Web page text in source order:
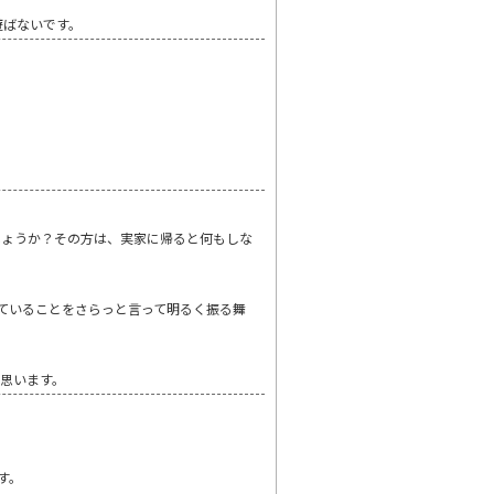
ないです。
うか？その方は、実家に帰ると何もしな
いることをさらっと言って明るく振る舞
います。